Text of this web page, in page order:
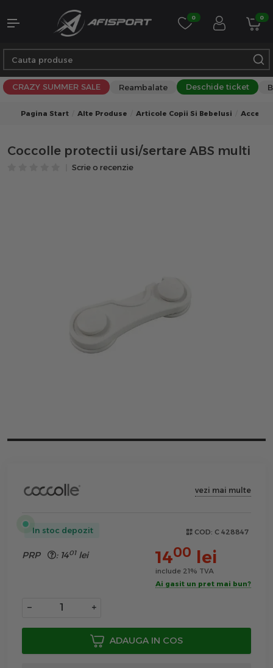
0 0
CRAZY SUMMER SALE Reambalate Deschide ticket
Pagina Start Alte Produse Articole Copii Si Bebelusi
Coccolle protectii usi/sertare ABS multi
Scrie o recenzie
vezi mai multe
In stoc depozit COD: C 428847
PRP : 1401lei 1400 lei
include 21% TVA
Ai gasit un pret mai bun?
− +
ADAUGA IN COS